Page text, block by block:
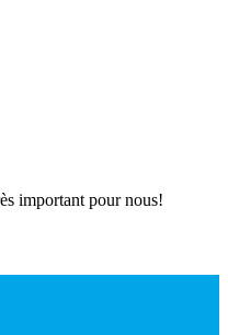
important pour nous!